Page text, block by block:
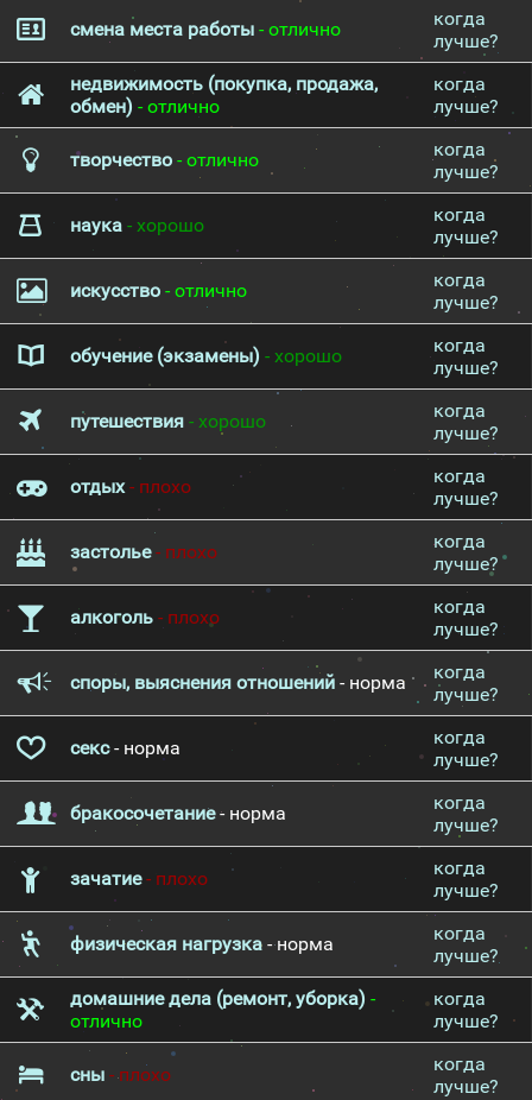
смена места работы - отлично
когда
лучше?
недвижимость (покупка, продажа,
обмен) - отлично
когда
лучше?
творчество - отлично
когда
лучше?
наука - хорошо
когда
лучше?
искусство - отлично
когда
лучше?
обучение (экзамены) - хорошо
когда
лучше?
путешествия - хорошо
когда
лучше?
отдых- плохо
когда
лучше?
застолье- плохо
когда
лучше?
алкоголь - плохо
когда
лучше?
споры, выяснения отношений - норма
когда
лучше?
секс- норма
когда
лучше?
бракосочетание- норма
когда
лучше?
зачатие- плохо
когда
лучше?
физическая нагрузка - норма
когда
лучше?
домашние дела (ремонт, уборка) -
отлично
когда
лучше?
сны - плохо
когда
лучше?